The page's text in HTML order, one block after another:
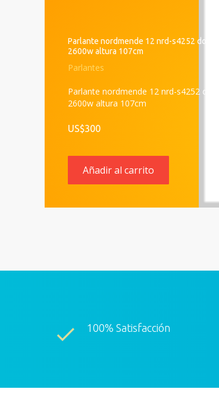
Parlante nordmende 12 nrd-s4252 doble
2600w altura 107cm
Parlantes
Parlante nordmende 12 nrd-s4252 doble
2600w altura 107cm
US$300
Añadir al carrito
100% Satisfacción